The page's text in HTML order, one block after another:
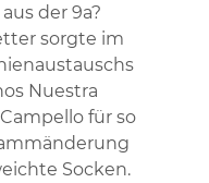
der 9a?
sorgte im
Nuestra
für so
Socken.